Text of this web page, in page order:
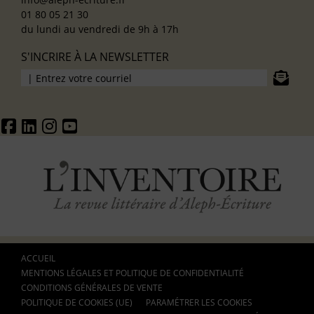
01 80 05 21 30
du lundi au vendredi de 9h à 17h
S'INCRIRE À LA NEWSLETTER
ACCUEIL
MENTIONS LÉGALES ET POLITIQUE DE CONFIDENTIALITÉ
CONDITIONS GÉNÉRALES DE VENTE
POLITIQUE DE COOKIES (UE)
PARAMÉTRER LES COOKIES